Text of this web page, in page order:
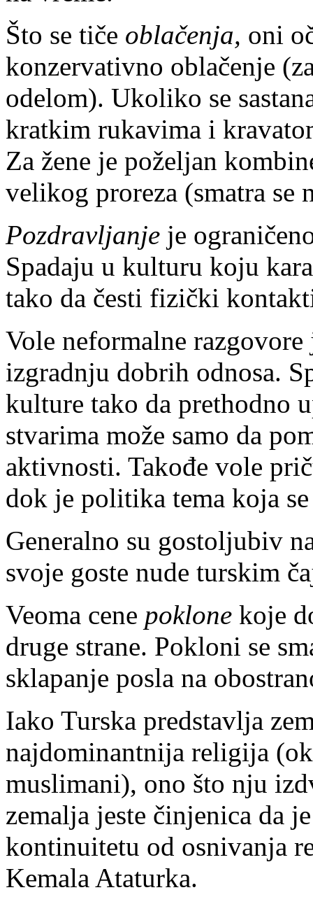
Što se tiče oblačenja, oni
konzervativno oblačenje
odelom). Ukoliko se
kratkim rukavima i
Za žene je poželjan
velikog proreza (smatra se
Pozdravljanje je
Spadaju u kulturu koju
tako da česti fizički
Vole neformalne
izgradnju dobrih odnosa.
kulture tako da prethodno
stvarima može samo da
aktivnosti. Takođe vole
dok je politika tema koja
Generalno su gostoljubiv
svoje goste nude turskim
Veoma cene poklone koje
druge strane. Pokloni se
sklapanje posla na
Iako Turska predstavlja
najdominantnija religija
muslimani), ono što nju
zemalja jeste činjenica da
kontinuitetu od osnivanja
Kemala Ataturka.